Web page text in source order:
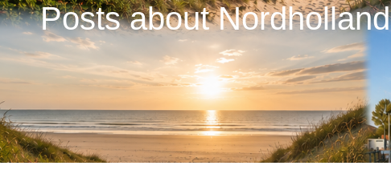
Posts about Nordholland